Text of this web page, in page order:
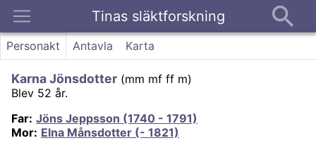
Tinas släktforskning
Kontakt
Personakt Antavla Karta
Karna Jönsdotter (mm mf ff m)
Blev 52 år.
Far: Jöns Jeppsson (1740 - 1791)
Mor: Elna Månsdotter (- 1821)